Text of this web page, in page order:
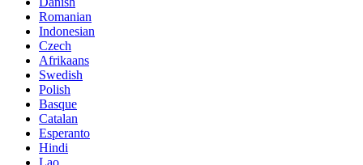
Romanian
Indonesian
Czech
Afrikaans
Swedish
Polish
Basque
Catalan
Esperanto
Hindi